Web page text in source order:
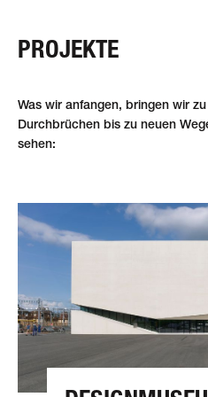
DE
PROJEKTE
Was wir anfangen, bringen wir
Durchbrüchen bis zu neuen
sehen: